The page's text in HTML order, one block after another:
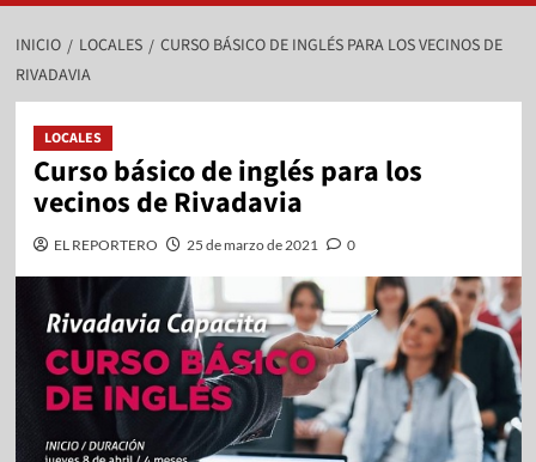
INICIO LOCALES
CURSO BÁSICO DE INGLÉS PARA LOS VECINOS DE
RIVADAVIA
LOCALES
Curso básico de inglés para los
vecinos de Rivadavia
EL REPORTERO 25 de marzo de 2021 0